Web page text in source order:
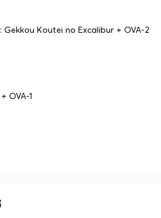
Koutei no Excalibur + OVA-2
OVA-1